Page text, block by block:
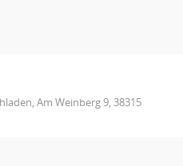
Am Weinberg 9, 38315